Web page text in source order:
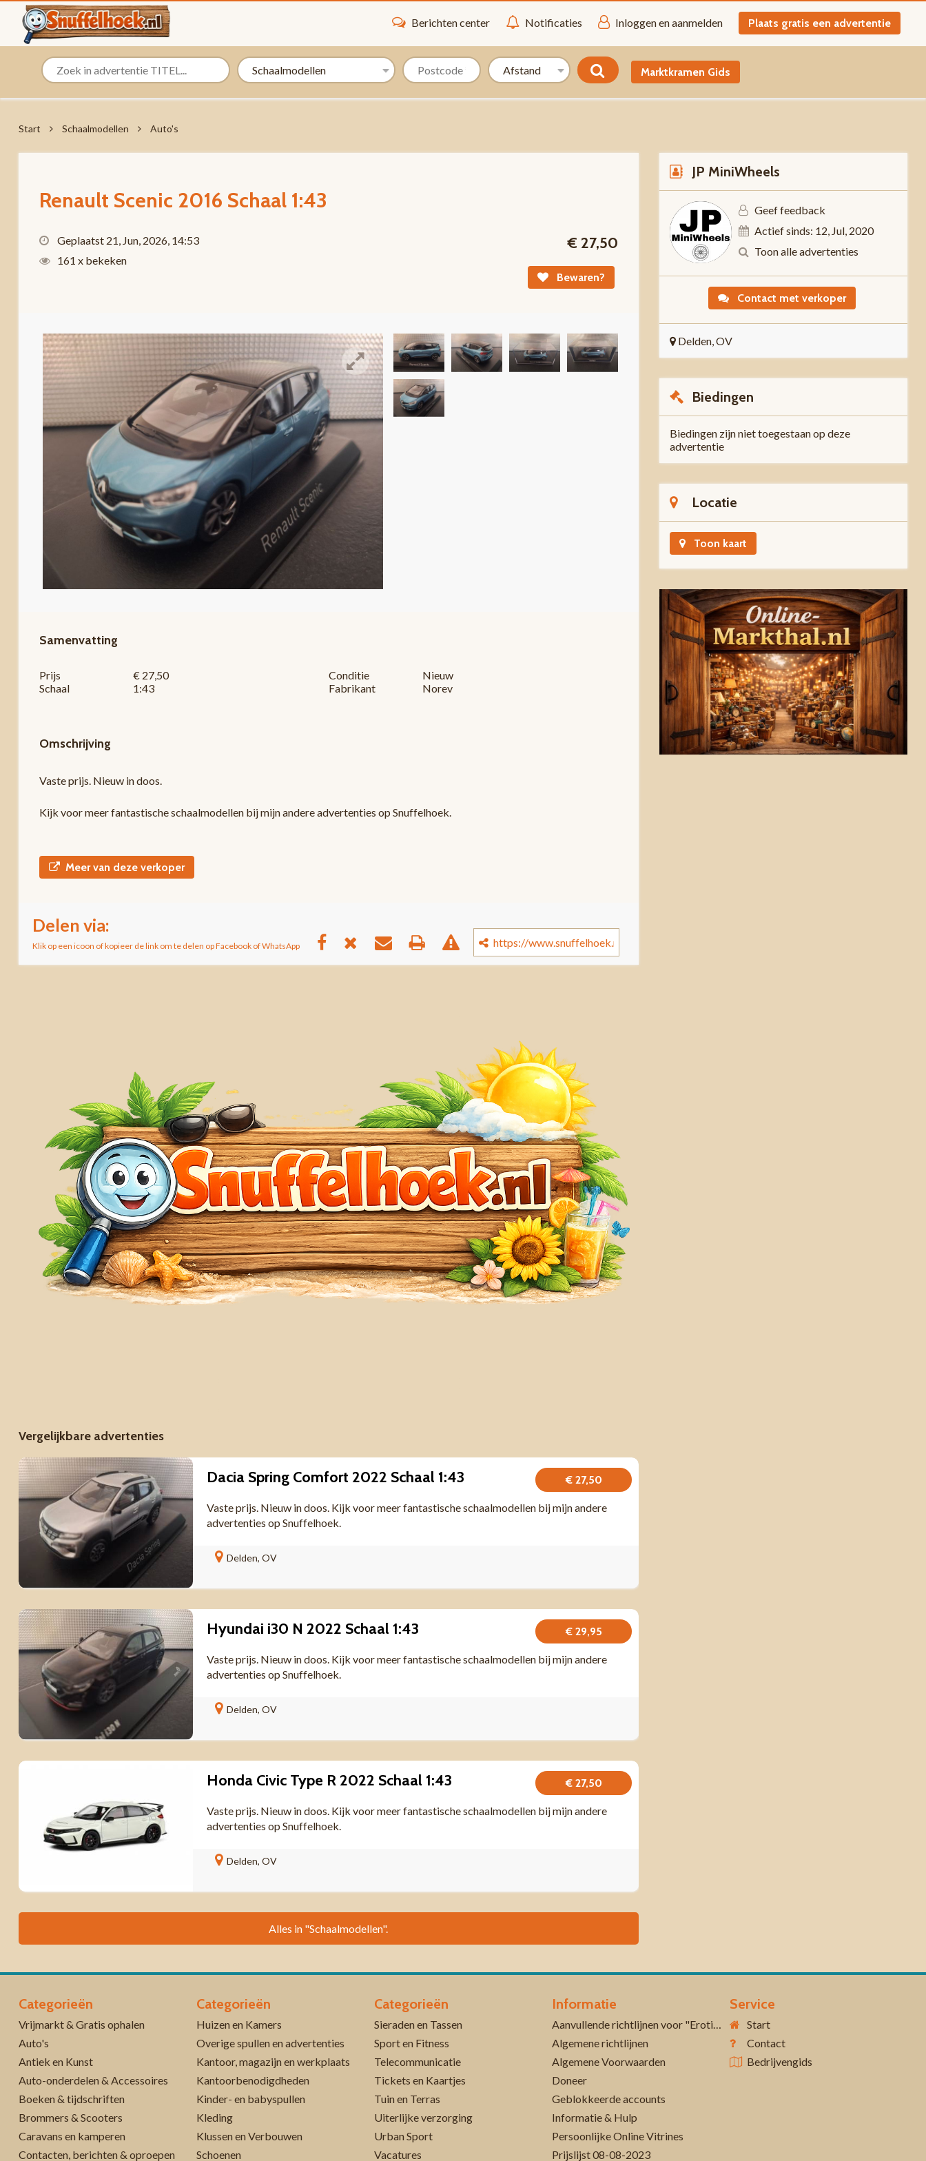
Berichten center Notificaties Inloggen en aanmelden Plaats gratis een advertentie
Marktkramen Gids
Start Schaalmodellen Auto's
Renault Scenic 2016 Schaal 1:43
Geplaatst 21, Jun, 2026, 14:53
161 x bekeken
€ 27,50
Bewaren?
Samenvatting
Prijs € 27,50 Conditie
Nieuw
Schaal
1:43 Fabrikant Norev
Omschrijving
Vaste prijs. Nieuw in doos.
Kijk voor meer fantastische schaalmodellen bij mijn andere advertenties op Snuffelhoek.
Meer van deze verkoper
Delen via:
Klik op een icoon of kopieer de link om te delen op Facebook of WhatsApp
JP MiniWheels
Geef feedback
Actief sinds: 12, Jul, 2020
Toon alle advertenties
Contact met verkoper
Delden, OV
Biedingen
Biedingen zijn niet toegestaan op deze
advertentie
Locatie
Toon kaart
Vergelijkbare advertenties
€ 27,50
Dacia Spring Comfort 2022 Schaal 1:43
Vaste prijs. Nieuw in doos. Kijk voor meer fantastische schaalmodellen bij mijn andere
advertenties op Snuffelhoek.
Delden, OV
€ 29,95
Hyundai i30 N 2022 Schaal 1:43
Vaste prijs. Nieuw in doos. Kijk voor meer fantastische schaalmodellen bij mijn andere
advertenties op Snuffelhoek.
Delden, OV
€ 27,50
Honda Civic Type R 2022 Schaal 1:43
Vaste prijs. Nieuw in doos. Kijk voor meer fantastische schaalmodellen bij mijn andere
advertenties op Snuffelhoek.
Delden, OV
Alles in "Schaalmodellen".
Categorieën
Vrijmarkt & Gratis ophalen
Auto's
Antiek en Kunst
Auto-onderdelen & Accessoires
Boeken & tijdschriften
Brommers & Scooters
Caravans en kamperen
Contacten, berichten & oproepen
Categorieën
Huizen en Kamers
Overige spullen en advertenties
Kantoor, magazijn en werkplaats
Kantoorbenodigdheden
Kinder- en babyspullen
Kleding
Klussen en Verbouwen
Schoenen
Categorieën
Sieraden en Tassen
Sport en Fitness
Telecommunicatie
Tickets en Kaartjes
Tuin en Terras
Uiterlijke verzorging
Urban Sport
Vacatures
Informatie
Algemene richtlijnen
Algemene Voorwaarden
Doneer
Geblokkeerde accounts
Informatie & Hulp
Persoonlijke Online Vitrines
Prijslijst 08-08-2023
Service
Start
Contact
Bedrijvengids